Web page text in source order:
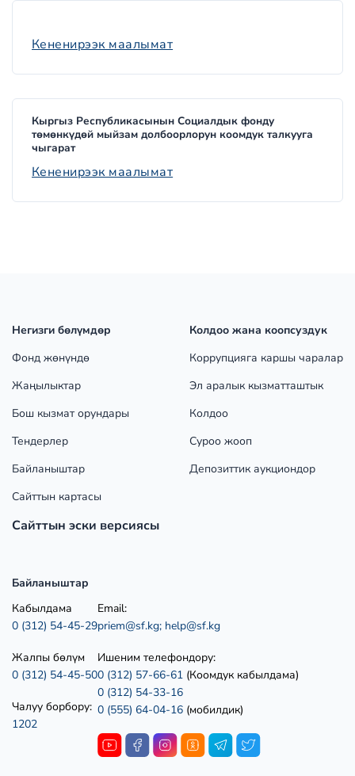
Кененирээк маалымат
Кыргыз Республикасынын Социалдык фонду
төмөнкүдөй мыйзам долбоорлорун коомдук талкууга
чыгарат
Кененирээк маалымат
Негизги бөлүмдөр
Фонд жөнүндө
Жаңылыктар
Бош кызмат орундары
Тендерлер
Байланыштар
Сайттын картасы
Сайттын эски версиясы
Колдоо жана коопсуздук
Коррупцияга каршы чаралар
Эл аралык кызматташтык
Колдоо
Суроо жооп
Депозиттик аукциондор
Байланыштар
Кабылдама
0 (312) 54-45-29
Жалпы бөлүм
0 (312) 54-45-50
Чалуу борбору:
1202
Email:
priem@sf.kg; help@sf.kg
Ишеним телефондору:
0 (312) 57-66-61 (Коомдук кабылдама)
0 (312) 54-33-16
0 (555) 64-04-16 (мобилдик)